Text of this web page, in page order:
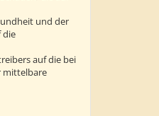
und der
die
auf die bei
mittelbare